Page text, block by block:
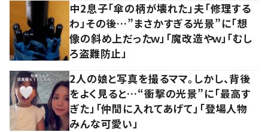
中2息子「傘の柄が壊れた」夫「修理する
わ」その後…”まさかすぎる光景”に「想
像の斜め上だったｗ」「魔改造やｗ」「むし
ろ盗難防止」
2人の娘と写真を撮るママ。しかし、背後
をよく見ると…“衝撃の光景”に「最高す
ぎた」「仲間に入れてあげて」「登場人物
みんな可愛い」